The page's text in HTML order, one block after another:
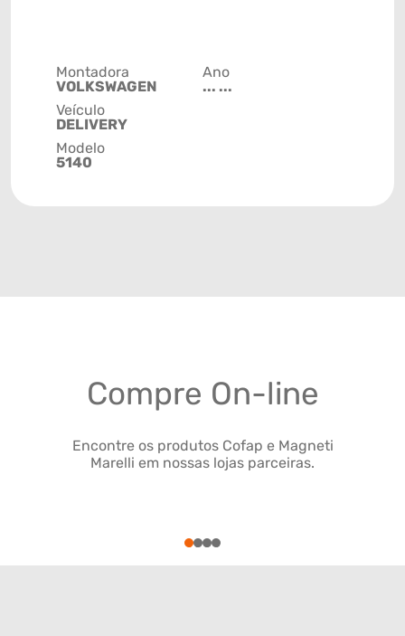
Montadora
VOLKSWAGEN
Veículo
DELIVERY
Modelo
5140
Ano
... ...
Compre On-line
Encontre os produtos Cofap e Magneti
Marelli em nossas lojas parceiras.
1234